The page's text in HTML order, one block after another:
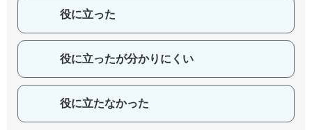
役に立った
役に立ったが分かりにくい
役に立たなかった